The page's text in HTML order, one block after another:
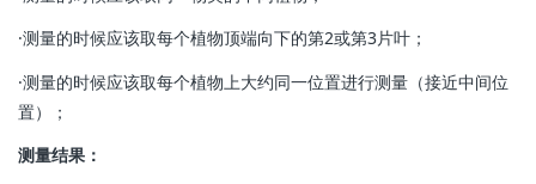
·测量的时候应该取每个植物顶端向下的第2或第3片叶；
·测量的时候应该取每个植物上大约同一位置进行测量（接近中间位
置）；
测量结果：